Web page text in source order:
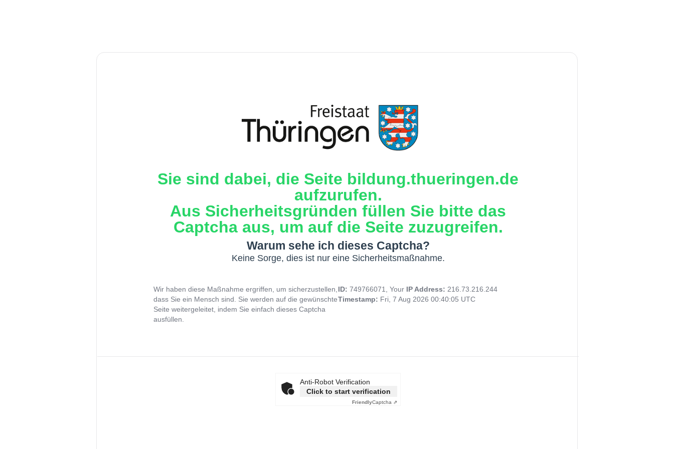
Sie sind dabei, die Seite bildung.thueringen.de
aufzurufen.
Aus Sicherheitsgründen füllen Sie bitte das
Captcha aus, um auf die Seite zuzugreifen.
Warum sehe ich dieses Captcha?
Keine Sorge, dies ist nur eine Sicherheitsmaßnahme.
Wir haben diese Maßnahme ergriffen, um sicherzustellen,
dass Sie ein Mensch sind. Sie werden auf die gewünschte
Seite weitergeleitet, indem Sie einfach dieses Captcha
ausfüllen.
ID: 749766071, Your IP Address: 216.73.216.244
Timestamp: Fri, 7 Aug 2026 00:40:05 UTC
Anti-Robot Verification
Click to start verification
FriendlyCaptcha ⇗